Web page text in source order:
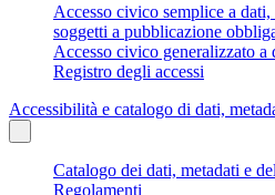
Accesso civico semplice a
soggetti a pubblicazione
Accesso civico generalizzato
Registro degli accessi
Accessibilità e catalogo di dati,
Catalogo dei dati, metadati e
Regolamenti